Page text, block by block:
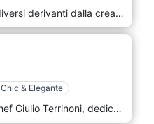
Una cucina che abbraccia il mondo nella fusione di sapori e profumi diversi derivanti dalla creatività e dai viaggi di Anthony Genovese, uno chef da due stelle Michelin. Il Pagliaccio, un’oasi di pace e tranquillità situata nel cuore di Roma. Gli ambienti sono raccolti, arredati con cura ed eleganti, senza però eccedere nel lusso stravagante. La luminosità delle giornate romane lo rende perfetto per business-lunch, mentre la luce soffusa degli interni ne fa il luogo ideale per piacevoli cene raccolte e romantiche. Un menù moderno, rivisitato, che cura i dettagli in modo maniacale. Piatti semplici ma unici, complessi ma poveri allo stesso momento, grazie a pochi ma semplici ingredienti, che rendono il tutto unico.
Chic & Elegante
“Per Me” è la sintesi delle esperienze professionali e personali dello Chef Giulio Terrinoni, dedicata a un nuovo concept interamente creato per l'ospite. Nel cuore di Roma, tra Via Giulia e Via Dei Banchi Vecchi, prende vita una cucina che rispecchia la filosofia dello Chef Terrinoni: incentrata sulla ricerca di materie prime eccellenti, sulla valorizzazione del pescato di un'attitudine culinaria quotidiana ed espressa. Un nuovo format, “materiale” della location, è stato studiato e disegnato per apparire sobrio ma elegante senza perdere il comfort domestico. “Per Me” propone un'offerta dinamica da grande Capitale Europea: Piatti di Pesce e Carne a Pranzo ea Cena. Un Ristorante pieno di energia rivolto ai gusti dell'ospite, conservando una professionalità informale ma evidente. “Per Me” è la cucina di Giulio Terrinoni modulata solo “Per Voi”.